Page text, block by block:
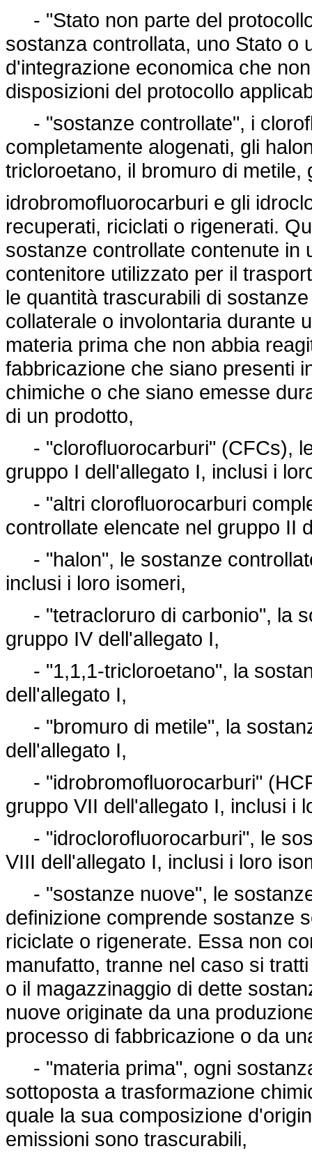
- "Stato non parte del
sostanza controllata, uno Stato o
d'integrazione economica che
disposizioni del protocollo
- "sostanze controllate", i
completamente alogenati, gli
tricloroetano, il bromuro di metile,
idrobromofluorocarburi e gli
recuperati, riciclati o rigenerati.
sostanze controllate contenute in
contenitore utilizzato per il
le quantità trascurabili di
collaterale o involontaria durante
materia prima che non abbia
fabbricazione che siano presenti
chimiche o che siano emesse
di un prodotto,
- "clorofluorocarburi" (CFCs),
gruppo I dell'allegato I, inclusi i
- "altri clorofluorocarburi
controllate elencate nel gruppo II
- "halon", le sostanze
inclusi i loro isomeri,
- "tetracloruro di carbonio", la
gruppo IV dell'allegato I,
- "1,1,1-tricloroetano", la
dell'allegato I,
- "bromuro di metile", la
dell'allegato I,
- "idrobromofluorocarburi"
gruppo VII dell'allegato I, inclusi i
- "idroclorofluorocarburi", le
VIII dell'allegato I, inclusi i loro
- "sostanze nuove", le
definizione comprende sostanze
riciclate o rigenerate. Essa non
manufatto, tranne nel caso si
o il magazzinaggio di dette
nuove originate da una
processo di fabbricazione o da
- "materia prima", ogni
sottoposta a trasformazione
quale la sua composizione
emissioni sono trascurabili,